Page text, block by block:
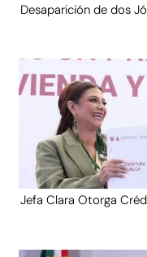
Desaparición de dos
Jefa Clara Otorga